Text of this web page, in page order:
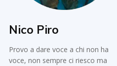
Nico Piro
Provo a dare voce a chi non ha
voce, non sempre ci riesco ma